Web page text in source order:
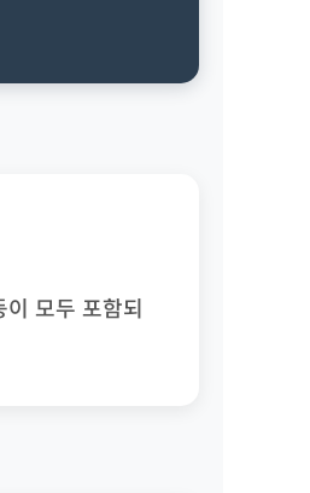
모두 포함되